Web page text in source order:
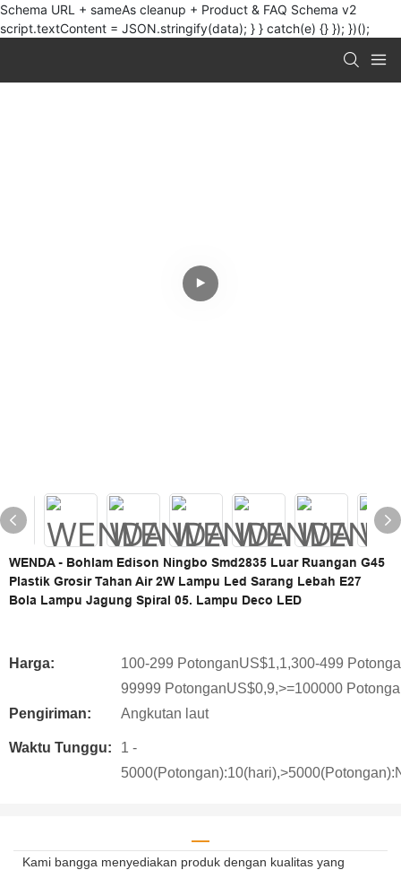
Schema URL + sameAs cleanup + Product & FAQ Schema v2
script.textContent = JSON.stringify(data); } } catch(e) {} }); })();
WENDA - Bohlam Edison Ningbo Smd2835 Luar Ruangan G45
Plastik Grosir Tahan Air 2W Lampu Led Sarang Lebah E27
Bola Lampu Jagung Spiral 05. Lampu Deco LED
Harga:
100-299 PotonganUS$1,1,300-499
99999 PotonganUS$0,9,>=100000
Pengiriman:
Angkutan laut
Waktu Tunggu:
1 -
Kami bangga menyediakan produk dengan kualitas yang